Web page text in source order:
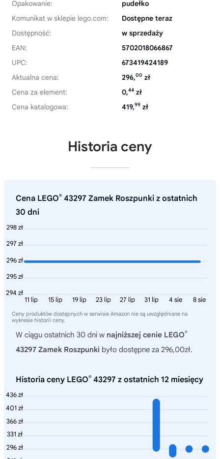
Opakowanie:
pudełko
Komunikat w sklepie lego.com:
Dostępne teraz
Dostępność:
w sprzedaży
EAN:
5702018066867
UPC:
673419424189
Aktualna cena:
296,00 zł
Cena za element:
0,44 zł
Cena katalogowa:
419,99 zł
Historia ceny
Cena LEGO® 43297 Zamek Roszpunki z ostatnich
30 dni
298 zł
297 zł
296 zł
295 zł
294 zł
8 sie
4 sie
31 lip
27 lip
23 lip
19 lip
15 lip
11 lip
Ceny produktów dostępnych w serwisie Amazon nie są uwzględniane na
wykresie historii ceny.
W ciągu ostatnich 30 dni w najniższej cenie LEGO®
43297 Zamek Roszpunki było dostępne za 296,00zł.
Historia ceny LEGO® 43297 z ostatnich 12 miesięcy
436 zł
401 zł
366 zł
331 zł
296 zł